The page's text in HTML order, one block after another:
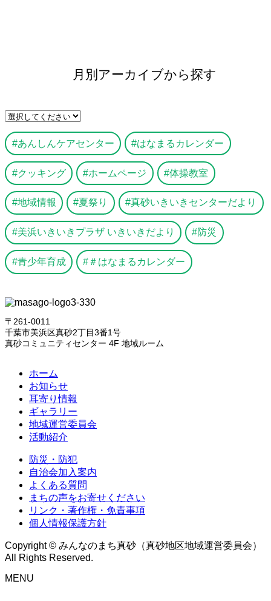
月別アーカイブから探す
あんしんケアセンター はなまるカレンダー
クッキング ホームページ 体操教室
地域情報 夏祭り 真砂いきいきセンターだより
美浜いきいきプラザ いきいきだより 防災
青少年育成 ＃はなまるカレンダー
〒261-0011
千葉市美浜区真砂2丁目3番1号
真砂コミュニティセンター 4F 地域ルーム
ホーム
お知らせ
耳寄り情報
ギャラリー
地域運営委員会
活動紹介
防災・防犯
自治会加入案内
よくある質問
まちの声をお寄せください
リンク・著作権・免責事項
個人情報保護方針
Copyright © みんなのまち真砂（真砂地区地域運営委員会）
All Rights Reserved.
MENU